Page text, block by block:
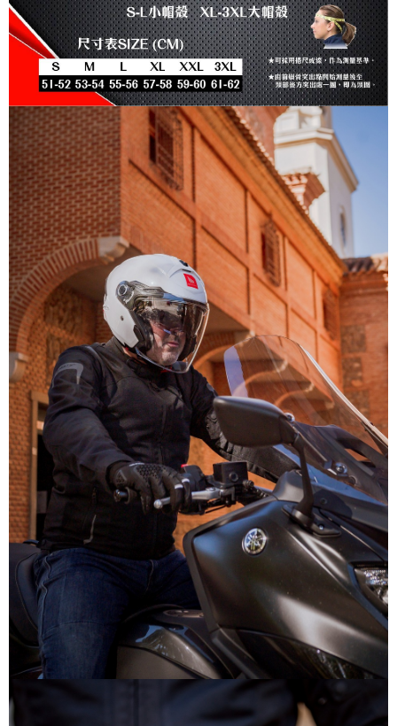
2.透過簡訊連結打開帳單後，可選擇「超商條碼／台灣大直營門市／銀行轉
帳／街口支付／iPASS MONEY」等通路繳費。
【注意事項】
1.本服務係由「台灣大哥大股份有限公司」（以下簡稱本公司）所提供，讓
用戶於交易時，得透過本服務購買商品或服務，並由商店將買賣／分期付款
買賣價金債權讓與本公司後，依約使用本公司帳單繳交帳款。
2.基於同意付款使用「大哥付你分期」之契約關係目的，商店將以您的個人
資料（包含姓名、電話或地址）提供予台灣大哥大進項蒐集、處理及利用，
由本公司與您本人進行分期帳單所需資料之確認、核對及更正。
3.完整用戶服務條款，請詳閱以下連結：
https://oppay.tw/userRule
結帳頁面，進行簡訊認證並確認金額後，即可完成結帳。
２．訂單成立數日內，您將收到繳費通知簡訊。
３．收到繳費通知簡訊後14天內，點擊此簡訊中的連結，可透過四大超商／
ATM／網路銀行／等多元方式進行付款，方視為交易完成。
※ 請注意：結帳手續完成當下不需立刻繳費，但若您需要取消訂單，請聯絡
購買商品的店家。未經商家同意取消之訂單仍視為有效，需透過AFTEE先享
後付繳納相關費用。
※ 交易是否成功請以「AFTEE先享後付 」之結帳頁面顯示為準，若有關於
是否繳費成功／繳費後需取消欲退款等相關疑問，請聯繫「AFTEE先享後付
客戶支援中心」https://netprotections.freshdesk.com/support/home
【注意事項】
１．透過由恩沛科技股份有限公司提供之「AFTEE先享後付」服務完成之交
易，需依本服務之必要範圍內提供個人資料，並將交易相關給付款項請求債
權轉讓予恩沛科技股份有限公司。
２．關於個人資料處理事宜，請瀏覽以下網址：
https://aftee.tw/terms/#terms3
３．未成年的使用者請事先徵得法定代理人或監護人之同意方可使用
「AFTEE先享後付」，若未經同意申辦者引起之損失，本公司不負相關責
任。
４．使用「AFTEE先享後付」時，將依據個別帳號之用戶狀況，依本公司即
時審查核予不同之上限額度；若仍有額度不足之情形，本公司將視審查結果
請求用戶進行身份認證。
５．嚴禁一人註冊多個帳號或使用他人資訊註冊。若發現惡意使用之情形，
恩沛科技股份有限公司將有權停止該用戶之使用額度並採取法律行動。
付款後全家取貨
每筆NT$80，滿NT$1,999(含以上)免運費
7-11取貨付款
每筆NT$80，滿NT$1,999(含以上)免運費
付款後7-11取貨
每筆NT$80，滿NT$1,999(含以上)免運費
宅配
每筆NT$80，滿NT$1,999(含以上)免運費